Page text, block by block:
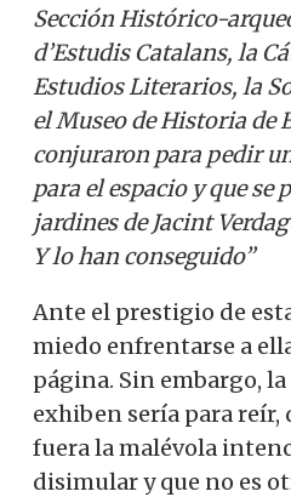
Sección Histórico-
d’Estudis Catalans, la
Estudios Literarios, la
el Museo de Historia de
conjuraron para pedir
para el espacio y que se
jardines de Jacint
Y lo han conseguido”
Ante el prestigio de
miedo enfrentarse a
página. Sin embargo,
exhiben sería para
fuera la malévola
disimular y que no es